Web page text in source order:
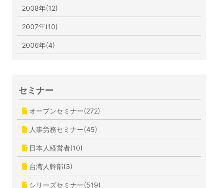
2008年(12)
2007年(10)
2006年(4)
セミナー
オープンセミナー(272)
人事労務セミナー(45)
日本人経営者(10)
台湾人幹部(3)
シリーズセミナー(519)